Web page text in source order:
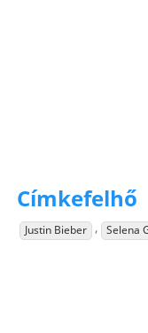
Címkefelhő
Justin Bieber , Selena